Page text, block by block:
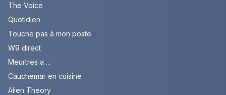
The Voice
Quotidien
Touche pas à mon poste
W9 direct
Meurtres a ...
Cauchemar en cuisine
Alien Theory